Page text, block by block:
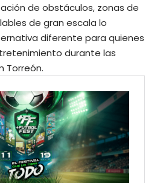
de obstáculos, zonas de
de gran escala lo
diferente para quienes
durante las
Torreón.